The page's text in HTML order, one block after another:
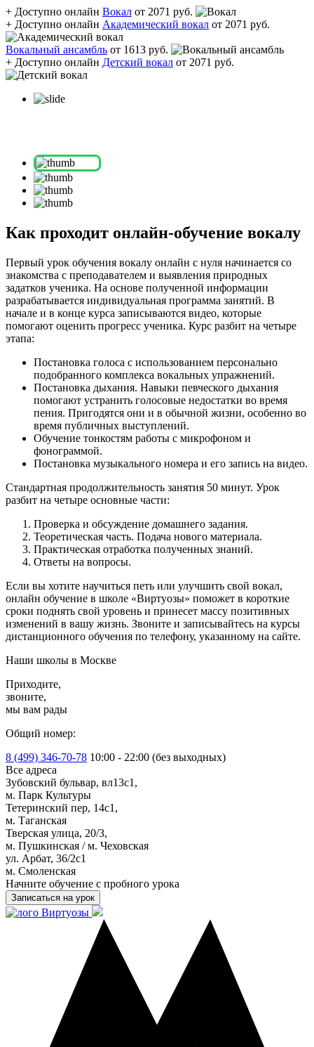
+ Доступно онлайн Вокал от 2071 руб.
+ Доступно онлайн Академический вокал от 2071 руб.
Вокальный ансамбль от 1613 руб.
+ Доступно онлайн Детский вокал от 2071 руб.
Как проходит онлайн-обучение вокалу
Первый урок обучения вокалу онлайн с нуля начинается со
знакомства с преподавателем и выявления природных
задатков ученика. На основе полученной информации
разрабатывается индивидуальная программа занятий. В
начале и в конце курса записываются видео, которые
помогают оценить прогресс ученика. Курс разбит на четыре
этапа:
Постановка голоса с использованием персонально
подобранного комплекса вокальных упражнений.
Постановка дыхания. Навыки певческого дыхания
помогают устранить голосовые недостатки во время
пения. Пригодятся они и в обычной жизни, особенно во
время публичных выступлений.
Обучение тонкостям работы с микрофоном и
фонограммой.
Постановка музыкального номера и его запись на видео.
Стандартная продолжительность занятия 50 минут. Урок
разбит на четыре основные части:
Проверка и обсуждение домашнего задания.
Теоретическая часть. Подача нового материала.
Практическая отработка полученных знаний.
Ответы на вопросы.
Если вы хотите научиться петь или улучшить свой вокал,
онлайн обучение в школе «Виртуозы» поможет в короткие
сроки поднять свой уровень и принесет массу позитивных
изменений в вашу жизнь. Звоните и записывайтесь на курсы
дистанционного обучения по телефону, указанному на сайте.
Наши школы в Москве
Приходите,
звоните,
мы вам рады
Общий номер:
8 (499) 346-70-78 10:00 - 22:00 (без выходных)
Все адреса
Зубовский бульвар, вл13с1,
м. Парк Культуры
Тетеринский пер, 14с1,
м. Таганская
Тверская улица, 20/3,
м. Пушкинская / м. Чеховская
ул. Арбат, 36/2с1
м. Смоленская
Начните обучение с пробного урока
Записаться на урок